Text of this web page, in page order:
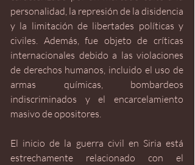
personalidad, la represión de la disidencia
y la limitación de libertades políticas y
civiles. Además, fue objeto de críticas
internacionales debido a las violaciones
de derechos humanos, incluido el uso de
armas químicas, bombardeos
indiscriminados y el encarcelamiento
masivo de opositores.
El inicio de la guerra civil en Siria está
estrechamente relacionado con el